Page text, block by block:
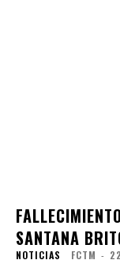
SANTANA
NOTICIAS FCTM -